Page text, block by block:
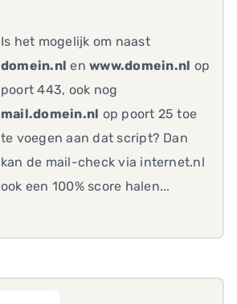
Is het mogelijk om naast
domein.nl enwww.domein.nl op
poort 443, ook nog
mail.domein.nl op poort 25 toe
te voegen aan dat script? Dan
kan de mail-check via internet.nl
ook een 100% score halen...